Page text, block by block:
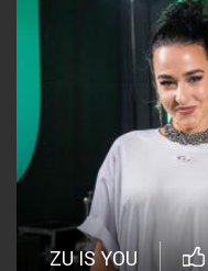
ZU IS YOU